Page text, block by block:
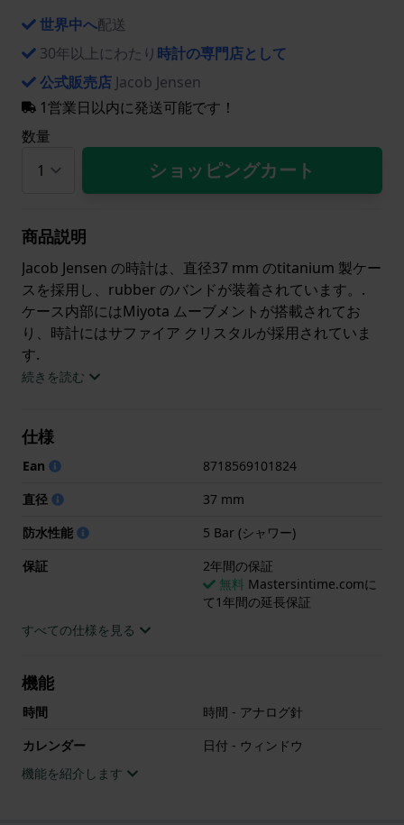
世界中へ配送
30年以上にわたり 時計の専門店として
公式販売店 Jacob Jensen
1営業日以内に発送可能です！
数量
ショッピングカート
商品説明
Jacob Jensen の時計は、直径37 mm のtitanium 製ケー
スを採用し、rubber のバンドが装着されています。.
ケース内部にはMiyota ムーブメントが搭載されてお
り、時計にはサファイア クリスタルが採用されていま
す.
の保証.
続きを読む
仕様
Ean
8718569101824
直径
37 mm
防水性能
5 Bar (シャワー)
保証
2年間の保証
無料 Mastersintime.comに
て1年間の延長保証
すべての仕様を見る
機能
時間
時間 - アナログ針
カレンダー
日付 - ウィンドウ
機能を紹介します